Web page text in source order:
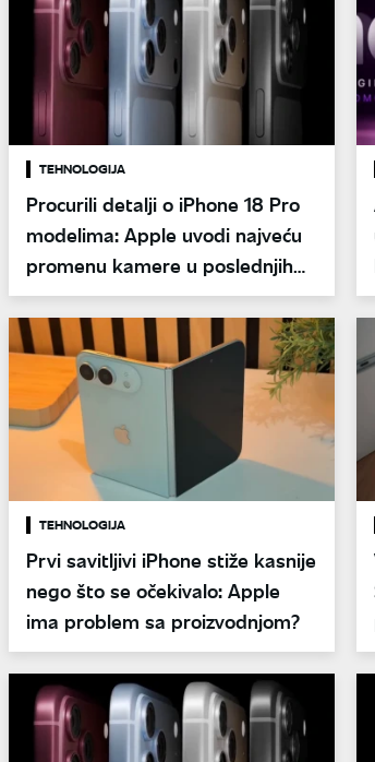
TEHNOLOGIJA
Procurili detalji o iPhone 18 Pro
modelima: Apple uvodi najveću
promenu kamere u poslednjih
nekoliko godina
TEHNOLOGIJA
Prvi savitljivi iPhone stiže kasnije
nego što se očekivalo: Apple
ima problem sa proizvodnjom?